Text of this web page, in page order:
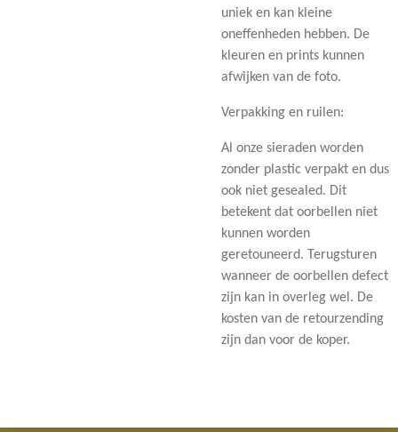
uniek en kan kleine
oneffenheden hebben. De
kleuren en prints kunnen
afwijken van de foto.
Verpakking en ruilen:
Al onze sieraden worden
zonder plastic verpakt en dus
ook niet gesealed. Dit
betekent dat oorbellen niet
kunnen worden
geretouneerd. Terugsturen
wanneer de oorbellen defect
zijn kan in overleg wel. De
kosten van de retourzending
zijn dan voor de koper.